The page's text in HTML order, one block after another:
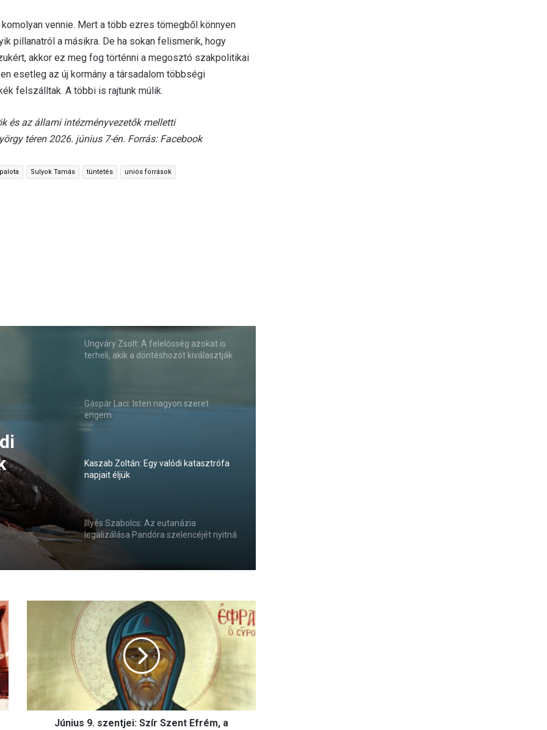
vennie. Mert a több ezres tömegből könnyen
pillanatról a másikra. De ha sokan felismerik, hogy
akkor ez meg fog történni a megosztó szakpolitikai
esetleg az új kormány a társadalom többségi
felszálltak. A többi is rajtunk múlik.
és az állami intézményvezetők melletti
téren 2026. június 7-én. Forrás: Facebook
Sulyok Tamás tüntetés uniós források
Ungváry Zsolt: A felelősség azokat is
terheli, akik a döntéshozót kiválasztják
Gáspár Laci: Isten nagyon szeret
engem
Kaszab Zoltán: Egy valódi katasztrófa
napjait éljük
Illyés Szabolcs: Az eutanázia
legalizálása Pandóra szelencéjét nyitná
s
Június 9. szentjei: Szír Szent Efrém, a